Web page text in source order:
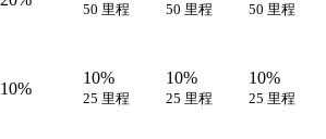
50 里程 50 里程 50 里程
10%
10%
25 里程
10%
25 里程
10%
25 里程